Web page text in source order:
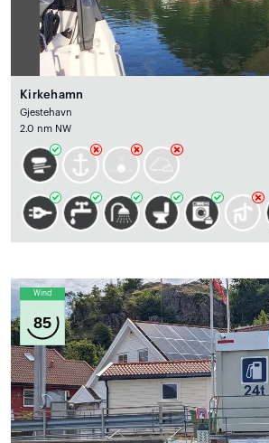
Kirkehamn
Gjestehavn
2.0 nm NW
Wind
85